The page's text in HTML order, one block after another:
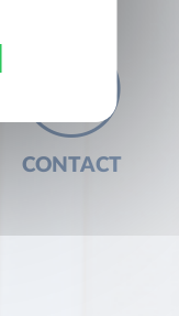
CONTACT